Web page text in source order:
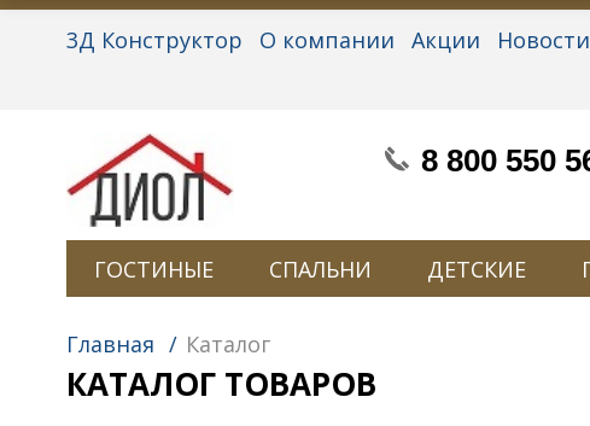
3Д Конструктор О компании Акции Новости
8 800 550
ГОСТИНЫЕ СПАЛЬНИ ДЕТСКИЕ
Главная / Каталог
КАТАЛОГ ТОВАРОВ